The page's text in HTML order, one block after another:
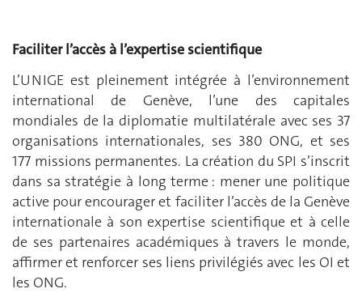
Faciliter l’accès à l’expertise scientifique
L’UNIGE est pleinement intégrée à l’environnement
international de Genève, l’une des capitales
mondiales de la diplomatie multilatérale avec ses 37
organisations internationales, ses 380 ONG, et ses
177 missions permanentes. La création du SPI s’inscrit
dans sa stratégie à long terme : mener une politique
active pour encourager et faciliter l’accès de la Genève
internationale à son expertise scientifique et à celle
de ses partenaires académiques à travers le monde,
affirmer et renforcer ses liens privilégiés avec les OI et
les ONG.